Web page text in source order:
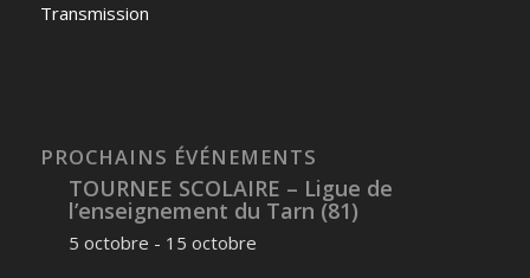
Transmission
PROCHAINS ÉVÉNEMENTS
TOURNEE SCOLAIRE – Ligue de
l’enseignement du Tarn (81)
5 octobre - 15 octobre